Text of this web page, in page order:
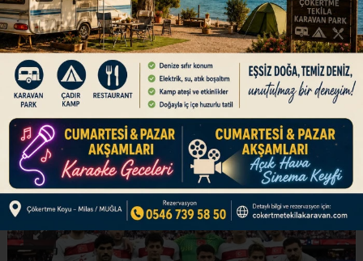
01.07.2026 - 14:28, Güncelleme: 01.07.2026 - 14:28
A Milli Futbol Takımı'nın UEFA Uluslar A Ligi'nde
Fransa, İtalya ve Belçika ile eylül-ekim
döneminde yapacağı maçların statları açıklandı.
ABONE OL